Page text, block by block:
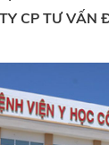
CP TƯ VẤN